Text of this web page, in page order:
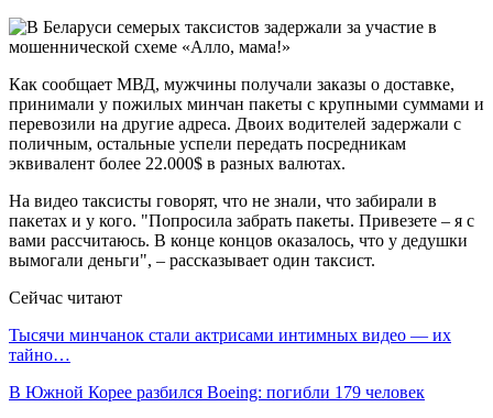
Как сообщает МВД, мужчины получали заказы о доставке,
принимали у пожилых минчан пакеты с крупными суммами и
перевозили на другие адреса. Двоих водителей задержали с
поличным, остальные успели передать посредникам
эквивалент более 22.000$ в разных валютах.
На видео таксисты говорят, что не знали, что забирали в
пакетах и у кого. "Попросила забрать пакеты. Привезете – я с
вами рассчитаюсь. В конце концов оказалось, что у дедушки
вымогали деньги", – рассказывает один таксист.
Сейчас читают
Тысячи минчанок стали актрисами интимных видео — их
тайно…
В Южной Корее разбился Boeing: погибли 179 человек